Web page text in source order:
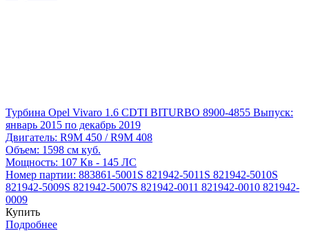
Турбина Opel Vivaro 1.6 CDTI BITURBO 8900-4855 Выпуск:
январь 2015 по декабрь 2019
Двигатель: R9M 450 / R9M 408
Объем: 1598 см куб.
Мощность: 107 Кв - 145 ЛС
Номер партии: 883861-5001S 821942-5011S 821942-5010S
821942-5009S 821942-5007S 821942-0011 821942-0010 821942-
0009
Купить
Подробнее